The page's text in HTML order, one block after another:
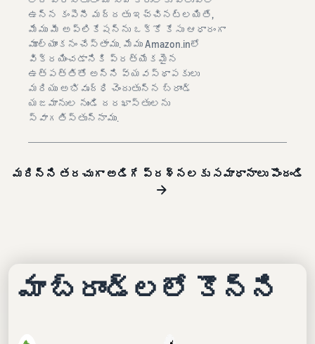
ఉన్న కంపెనీ మద్దతు ఇచ్చినట్లయితే,
మేము మీ అప్లికేషన్‌ను ఒక్కో కేసు ఆధారంగా
మూల్యాంకనం చేస్తాము. మేము Amazon.inలో
విక్రయించడానికి ప్రత్యేకమైన
ఉత్పత్తితో అన్ని వ్యవస్థాపకులు
మరియు అభివృద్ధి చెందుతున్న బ్రాండ్
యజమానుల నుండి దరఖాస్తులను
స్వాగతిస్తున్నాము.
మరిన్ని తరచుగా అడిగే ప్రశ్నలకు సమాధానాలు పొందండి
మా బ్రాండ్‌లలో కొన్ని